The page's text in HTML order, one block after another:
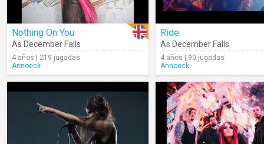
Nothing On You
As December Falls
4 años | 219 jugadas
Annoeck
Ride
As December Falls
4 años | 90 jugadas
Annoeck